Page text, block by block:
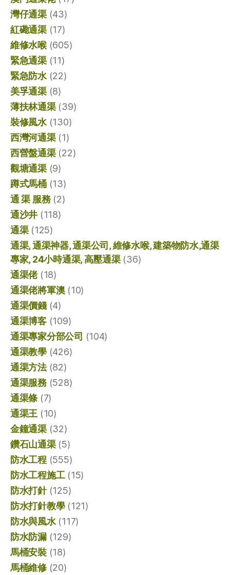
灣仔通渠(43)
紅磡通渠(17)
維修水喉(605)
緊急通渠(11)
緊急防水(22)
美孚通渠(8)
薄扶林通渠(39)
裝修風水(130)
西灣河通渠(1)
西營盤通渠(22)
觀塘通渠(9)
蹲式馬桶(13)
通 渠 服務(2)
通沙井 (118)
通渠(125)
通渠, 通渠神器, 通渠公司, 維修水喉, 建築物防水,通渠
專家, 24小時通渠, 高壓通渠(36)
通渠佬(18)
通渠佬將軍澳(10)
通渠價錢(4)
通渠博客(109)
通渠專家分部公司 (104)
通渠教學(426)
通渠方法(82)
通渠服務(528)
通渠條 (7)
通渠王 (10)
金鐘通渠(32)
鑽石山通渠(5)
防水工程(555)
防水工程施工(15)
防水打針(125)
防水打針教學(121)
防水與風水(117)
防水防漏(129)
馬桶安裝(18)
馬桶維修(20)